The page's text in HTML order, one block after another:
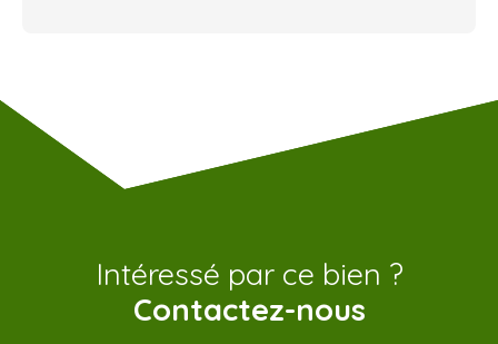
Intéressé par ce bien ?
Contactez-nous